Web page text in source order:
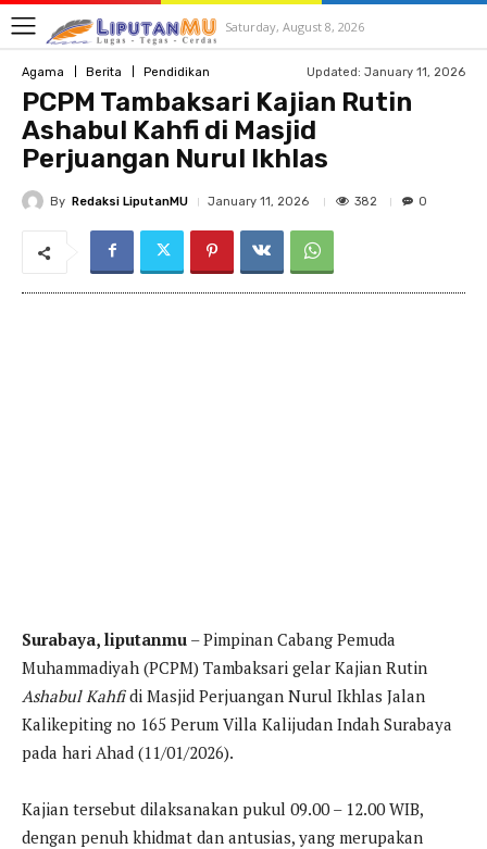
Saturday, August 8, 2026
Agama Berita Pendidikan Updated: January 11, 2026
PCPM Tambaksari Kajian Rutin
Ashabul Kahfi di Masjid
Perjuangan Nurul Ikhlas
By Redaksi LiputanMU January 11, 2026 382 0
Surabaya, liputanmu – Pimpinan Cabang Pemuda
Muhammadiyah (PCPM) Tambaksari gelar Kajian Rutin
Ashabul Kahfidi Masjid Perjuangan Nurul Ikhlas Jalan
Kalikepiting no 165 Perum Villa Kalijudan Indah Surabaya
pada hari Ahad (11/01/2026).
Kajian tersebut dilaksanakan pukul 09.00 – 12.00 WIB,
dengan penuh khidmat dan antusias, yang merupakan